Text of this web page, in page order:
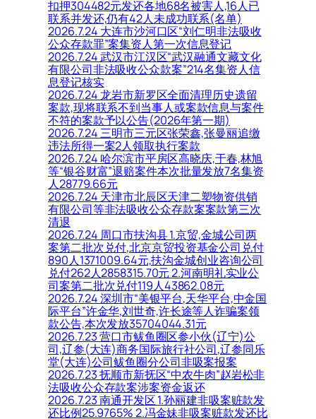
扣押304482元发还各地68名被害人,16人已
联系并发还,仍有42人未成功联系(名单)
2026.7.24 大连市沙河口区“刘仁明非法吸收
公众存款罪”案集资人第一次信息登记
2026.7.24 武汉市江汉区“武汉融通文藏文化
有限公司非法吸收公众款案”214名集资人信
息登记核实
2026.7.24 龙岩市新罗区全面清理历史遗留
案款,现将联系不到当事人或案款信息与案件
不符的案款予以公告(2026年第一期)
2026.7.24 三明市三元区张荣鑫,张曼丽追缴
违法所得一案2人领取执行案款
2026.7.24 哈尔滨市平房区高晓庆,于春,林旭
等“银谷财富”退赔案件本次批量发放7名集资
人28779.66元
2026.7.24 天津市北辰区天津二塑物资供销
有限公司等非法吸收公众存款案案款第三次
清退
2026.7.24 周口市扶沟县 1.京贸,金城公司两
案第二批次兑付,北京京贸投资基金公司兑付
890人1371009.64元,扶沟金城创业咨询公司
兑付262人2858315.70元 2.河南明礼实业公
司案第二批次兑付119人43862.08元
2026.7.24 深圳市“美银平台,天华平台,中金国
际平台”许金华,刘世奇,许长途等人诈骗案领
款公告,本次发放35704044.31元
2026.7.23 营口市鲅鱼圈区参小伙(辽宁)公
司,辽参(大连)商务国际旅行社公司,辽参同乐
堂(大连)公司鲅鱼圈分公司非吸案报案
2026.7.23 抚顺市新抚区“中农牛肉”赵岩松非
法吸收公众存款案涉案资金返还
2026.7.23 南通开发区 1.孙丽建非吸案赃款发
还比例25.9765% 2.冯金妹非吸案赃款发还比